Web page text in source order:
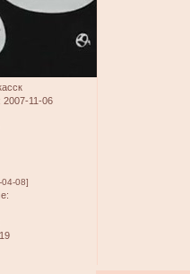
: 2007-11-06
08]